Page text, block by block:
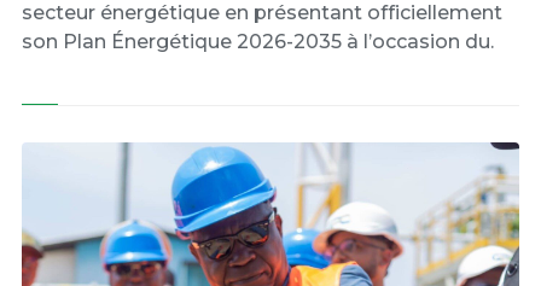
secteur énergétique en présentant officiellement
son Plan Énergétique 2026-2035 à l’occasion du.